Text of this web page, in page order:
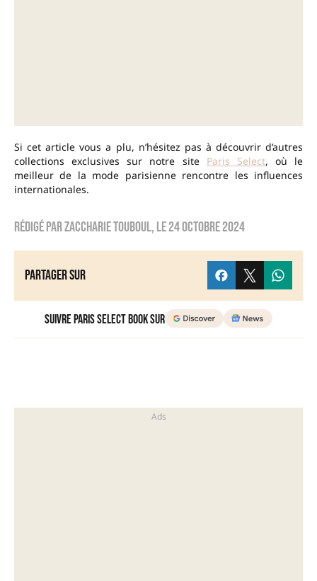
Si cet article vous a plu, n’hésitez pas à découvrir d’autres
collections exclusives sur notre site Paris Select, où le
meilleur de la mode parisienne rencontre les influences
internationales.
Rédigé parZaccharie TOUBOUL, le24 octobre 2024
Partager sur
Suivre Paris Select Book sur